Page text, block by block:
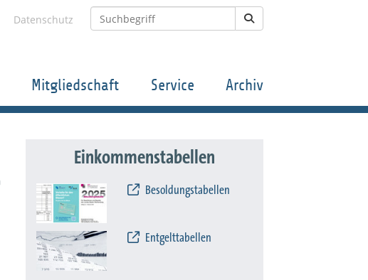
Datenschutz
Mitgliedschaft Service Archiv
Einkommenstabellen
Besoldungstabellen
Entgelttabellen